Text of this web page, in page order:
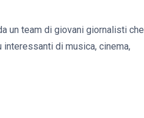
un team di giovani giornalisti che
di musica, cinema,